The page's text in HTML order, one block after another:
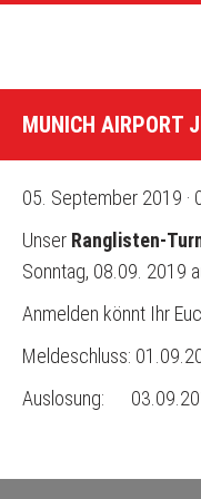
HALLENBUCHUNG
DER CLUB
CLUBGELÄNDE &
NEWS & TERMINE
VORSTAND
VEREINSCHRONIK
MITGLIEDSCHAFT
MUNICH AIRPORT
05. September 2019 ·
Unser Ranglisten-
Sonntag, 08.09. 2019
Anmelden könnt Ihr
Meldeschluss:
Auslosung: